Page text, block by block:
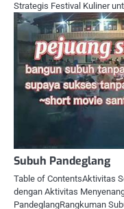
Strategis Festival Kuliner
Subuh Pandeglang
Table of ContentsAktivitas
dengan Aktivitas
PandeglangRangkuman